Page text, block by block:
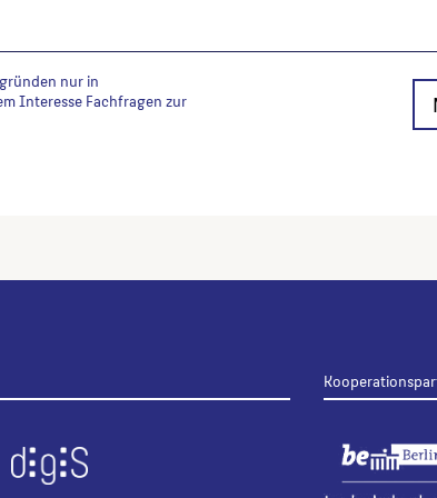
nur in
Interesse Fachfragen zur